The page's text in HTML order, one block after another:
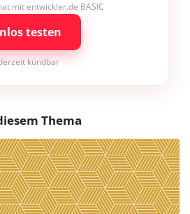
mit entwickler.de BASIC
testen
kündbar
Thema